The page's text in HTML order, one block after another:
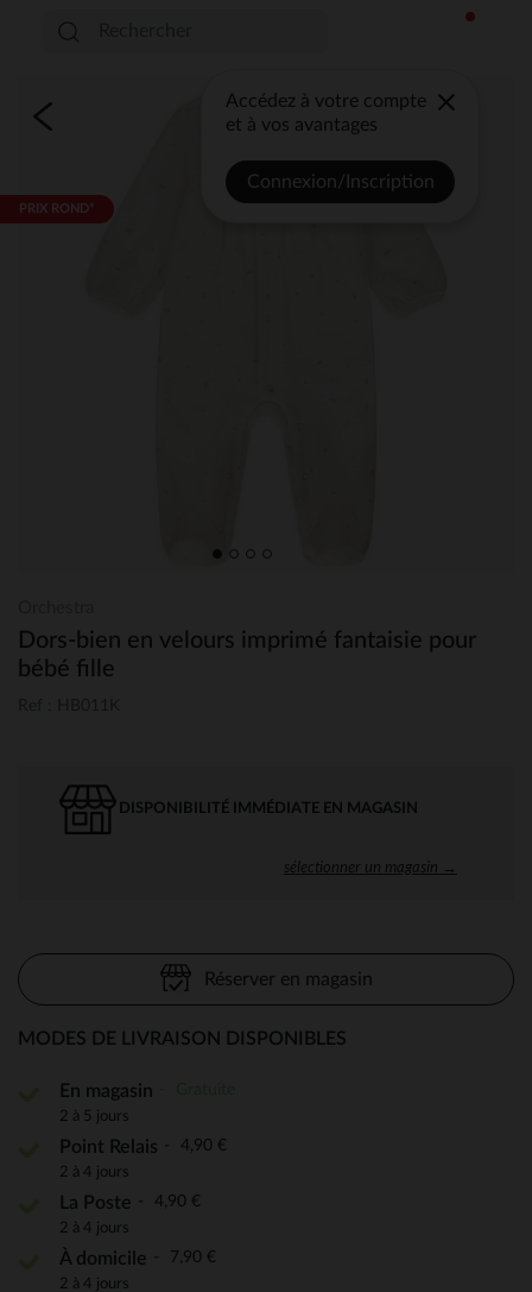
Accédez à votre compte
et à vos avantages
Connexion/Inscription
PRIX ROND*
Dors-bien en velours imprimé fantaisie pour
bébé fille
DISPONIBILITÉ IMMÉDIATE EN MAGASIN
sélectionner un magasin →
Réserver en magasin
MODES DE LIVRAISON DISPONIBLES
En magasin
2 à 5 jours
Point Relais 4,90 €
2 à 4 jours
La Poste 4,90 €
2 à 4 jours
À domicile 7,90 €
2 à 4 jours